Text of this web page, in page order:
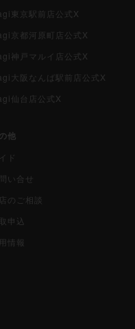
東京駅前店公式X
京都河原町店公式X
神戸マルイ店公式X
大阪なんば駅前店公式X
仙台店公式X
他
ド
い合せ
のご相談
申込
情報